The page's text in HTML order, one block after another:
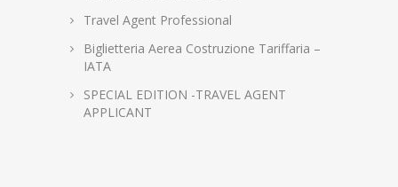
Travel Agent Professional
Biglietteria Aerea Costruzione Tariffaria –
IATA
SPECIAL EDITION -TRAVEL AGENT
APPLICANT